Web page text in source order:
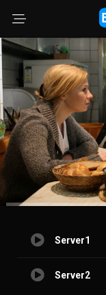
Server1
Server2